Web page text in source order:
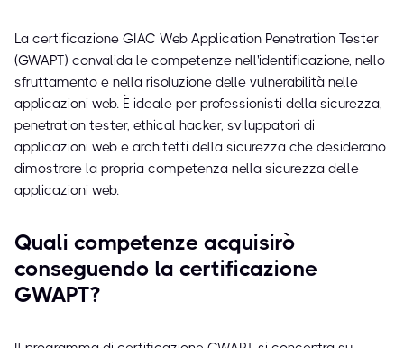
La certificazione GIAC Web Application Penetration Tester
(GWAPT) convalida le competenze nell'identificazione, nello
sfruttamento e nella risoluzione delle vulnerabilità nelle
applicazioni web. È ideale per professionisti della sicurezza,
penetration tester, ethical hacker, sviluppatori di
applicazioni web e architetti della sicurezza che desiderano
dimostrare la propria competenza nella sicurezza delle
applicazioni web.
Quali competenze acquisirò
conseguendo la certificazione
GWAPT?